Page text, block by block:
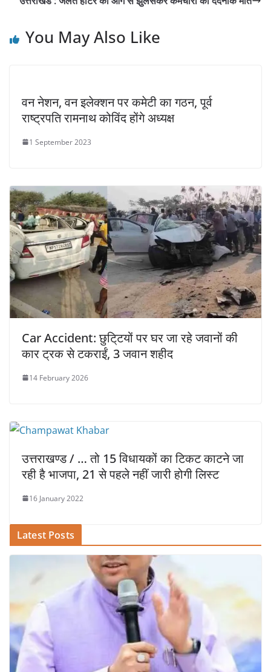
You May Also Like
वन नेशन, वन इलेक्शन पर कमेटी का गठन, पूर्व
राष्ट्रपति रामनाथ कोविंद होंगे अध्यक्ष
1 September 2023
Car Accident: छुटि्टयों पर घर जा रहे जवानों की
कार ट्रक से टकराईं, 3 जवान शहीद
14 February 2026
उत्तराखण्ड / … तो 15 विधायकों का टिकट काटने जा
रही है भाजपा, 21 से पहले नहीं जारी होगी लिस्ट
16 January 2022
Latest Posts